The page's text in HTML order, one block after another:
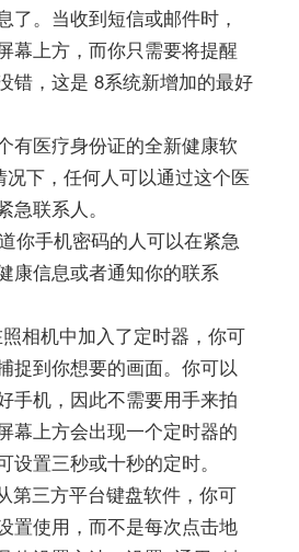
了。当收到短信或邮件时，
幕上方，而你只需要将提醒
错，这是 8系统新增加的最好
有医疗身份证的全新健康软
下，任何人可以通过这个医
联系人。
你手机密码的人可以在紧急
康信息或者通知你的联系
相机中加入了定时器，你可
捉到你想要的画面。你可以
手机，因此不需要用手来拍
幕上方会出现一个定时器的
置三秒或十秒的定时。
第三方平台键盘软件，你可
置使用，而不是每次点击地